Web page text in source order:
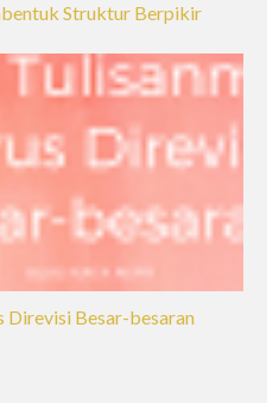
Struktur Berpikir
Direvisi Besar-besaran